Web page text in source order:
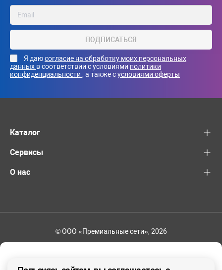
ПОДПИСАТЬСЯ
Я даюсогласие на обработку моих персональных
данных в соответствии с условиями политики
конфиденциальности , а также сусловиями оферты
Каталог
Сервисы
О нас
© ООО «Премиальные сети», 2026